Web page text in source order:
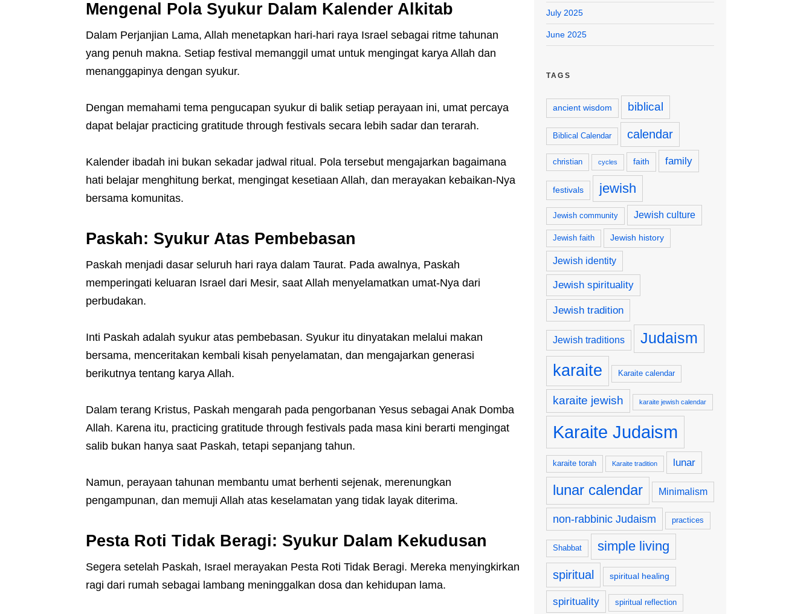
Mengenal Pola Syukur Dalam Kalender Alkitab
Dalam Perjanjian Lama, Allah menetapkan hari-hari raya Israel sebagai ritme tahunan
yang penuh makna. Setiap festival memanggil umat untuk mengingat karya Allah dan
menanggapinya dengan syukur.
Dengan memahami tema pengucapan syukur di balik setiap perayaan ini, umat percaya
dapat belajar practicing gratitude through festivals secara lebih sadar dan terarah.
Kalender ibadah ini bukan sekadar jadwal ritual. Pola tersebut mengajarkan bagaimana
hati belajar menghitung berkat, mengingat kesetiaan Allah, dan merayakan kebaikan-Nya
bersama komunitas.
Paskah: Syukur Atas Pembebasan
Paskah menjadi dasar seluruh hari raya dalam Taurat. Pada awalnya, Paskah
memperingati keluaran Israel dari Mesir, saat Allah menyelamatkan umat-Nya dari
perbudakan.
Inti Paskah adalah syukur atas pembebasan. Syukur itu dinyatakan melalui makan
bersama, menceritakan kembali kisah penyelamatan, dan mengajarkan generasi
berikutnya tentang karya Allah.
Dalam terang Kristus, Paskah mengarah pada pengorbanan Yesus sebagai Anak Domba
Allah. Karena itu, practicing gratitude through festivals pada masa kini berarti mengingat
salib bukan hanya saat Paskah, tetapi sepanjang tahun.
Namun, perayaan tahunan membantu umat berhenti sejenak, merenungkan
pengampunan, dan memuji Allah atas keselamatan yang tidak layak diterima.
Pesta Roti Tidak Beragi: Syukur Dalam Kekudusan
Segera setelah Paskah, Israel merayakan Pesta Roti Tidak Beragi. Mereka menyingkirkan
ragi dari rumah sebagai lambang meninggalkan dosa dan kehidupan lama.
July 2025
June 2025
TAGS
ancient wisdom biblical
Biblical Calendar calendar
christian cycles faith family
festivals jewish
Jewish community Jewish culture
Jewish faith Jewish history
Jewish identity
Jewish spirituality
Jewish tradition
Jewish traditions Judaism
karaite Karaite calendar
karaite jewish karaite jewish calendar
Karaite Judaism
karaite torah Karaite tradition lunar
lunar calendar Minimalism
non-rabbinic Judaism practices
Shabbat simple living
spiritual spiritual healing
spirituality spiritual reflection